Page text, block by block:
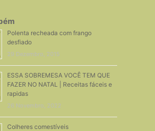
Polenta recheada com frango
desfiado
29 Dezembro, 2015
ESSA SOBREMESA VOCÊ TEM QUE
FAZER NO NATAL | Receitas fáceis e
rapidas
26 Novembro, 2022
Colheres comestíveis